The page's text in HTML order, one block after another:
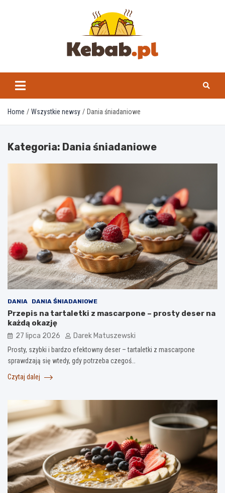
kebab.pl
Home Wszystkie newsy Dania śniadaniowe
Kategoria: Dania śniadaniowe
DANIA DANIA ŚNIADANIOWE
Przepis na tartaletki z mascarpone – prosty deser na
każdą okazję
27 lipca 2026 Darek Matuszewski
Prosty, szybki i bardzo efektowny deser – tartaletki z mascarpone
sprawdzają się wtedy, gdy potrzeba czegoś…
Czytaj dalej